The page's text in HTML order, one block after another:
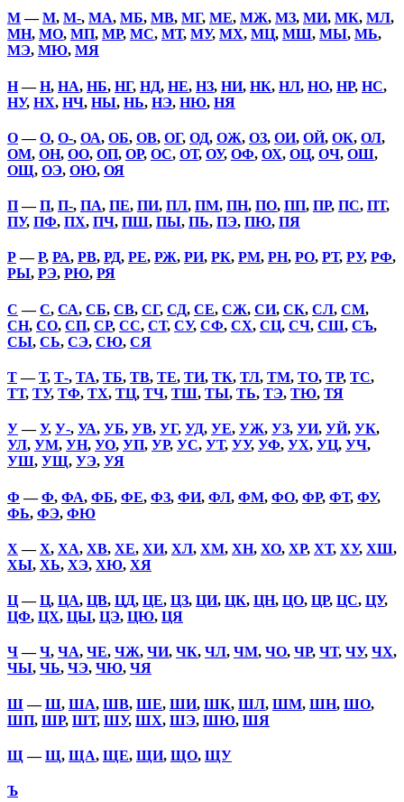
М—М, М-, МА, МБ, МВ, МГ, МЕ, МЖ, МЗ, МИ, МК, МЛ,
МН, МО, МП, МР, МС, МТ, МУ, МХ, МЦ, МШ, МЫ, МЬ,
МЭ, МЮ, МЯ
Н—Н, НА, НБ, НГ, НД, НЕ, НЗ, НИ, НК, НЛ, НО, НР, НС,
НУ, НХ, НЧ, НЫ, НЬ, НЭ, НЮ, НЯ
О—О, О-, ОА, ОБ, ОВ, ОГ, ОД, ОЖ, ОЗ, ОИ, ОЙ, ОК, ОЛ,
ОМ, ОН, ОО, ОП, ОР, ОС, ОТ, ОУ, ОФ, ОХ, ОЦ, ОЧ, ОШ,
ОЩ, ОЭ, ОЮ, ОЯ
П—П, П-, ПА, ПЕ, ПИ, ПЛ, ПМ, ПН, ПО, ПП, ПР, ПС, ПТ,
ПУ, ПФ, ПХ, ПЧ, ПШ, ПЫ, ПЬ, ПЭ, ПЮ, ПЯ
Р—Р, РА, РВ, РД, РЕ, РЖ, РИ, РК, РМ, РН, РО, РТ, РУ, РФ,
РЫ, РЭ, РЮ, РЯ
С —С, СА, СБ, СВ, СГ, СД, СЕ, СЖ, СИ, СК, СЛ, СМ,
СН, СО, СП, СР, СС, СТ, СУ, СФ, СХ, СЦ, СЧ, СШ, СЪ,
СЫ, СЬ, СЭ, СЮ, СЯ
Т—Т, Т-, ТА, ТБ, ТВ, ТЕ, ТИ, ТК, ТЛ, ТМ, ТО, ТР, ТС,
ТТ, ТУ, ТФ, ТХ, ТЦ, ТЧ, ТШ, ТЫ, ТЬ, ТЭ, ТЮ, ТЯ
У—У, У-, УА, УБ, УВ, УГ, УД, УЕ, УЖ, УЗ, УИ, УЙ, УК,
УЛ, УМ, УН, УО, УП, УР, УС, УТ, УУ, УФ, УХ, УЦ, УЧ,
УШ, УЩ, УЭ, УЯ
Ф —Ф, ФА, ФБ, ФЕ, ФЗ, ФИ, ФЛ, ФМ, ФО, ФР, ФТ, ФУ,
ФЬ, ФЭ, ФЮ
Х —Х, ХА, ХВ, ХЕ, ХИ, ХЛ, ХМ, ХН, ХО, ХР, ХТ, ХУ, ХШ,
ХЫ, ХЬ, ХЭ, ХЮ, ХЯ
Ц—Ц, ЦА, ЦВ, ЦД, ЦЕ, ЦЗ, ЦИ, ЦК, ЦН, ЦО, ЦР, ЦС, ЦУ,
ЦФ, ЦХ, ЦЫ, ЦЭ, ЦЮ, ЦЯ
Ч—Ч, ЧА, ЧЕ, ЧЖ, ЧИ, ЧК, ЧЛ, ЧМ, ЧО, ЧР, ЧТ, ЧУ, ЧХ,
ЧЫ, ЧЬ, ЧЭ, ЧЮ, ЧЯ
Ш—Ш, ША, ШВ, ШЕ, ШИ, ШК, ШЛ, ШМ, ШН, ШО,
ШП, ШР, ШТ, ШУ, ШХ, ШЭ, ШЮ, ШЯ
Щ —Щ, ЩА, ЩЕ, ЩИ, ЩО, ЩУ
Ъ